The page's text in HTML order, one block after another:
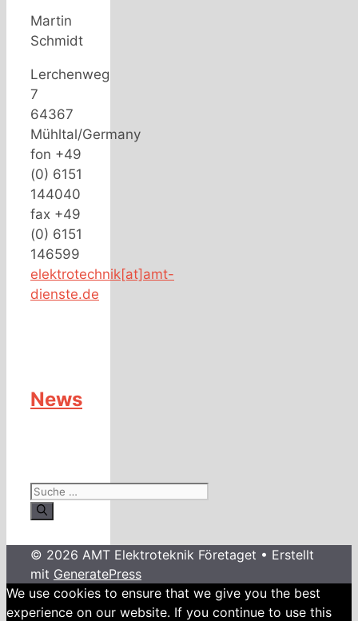
Martin
Schmidt
Lerchenweg
7
64367
Mühltal/Germany
fon +49
(0) 6151
144040
fax +49
(0) 6151
146599
elektrotechnik[at]amt-
dienste.de
News
Suche
nach:
© 2026 AMT Elektroteknik Företaget • Erstellt
mit GeneratePress
We use cookies to ensure that we give you the best
experience on our website. If you continue to use this